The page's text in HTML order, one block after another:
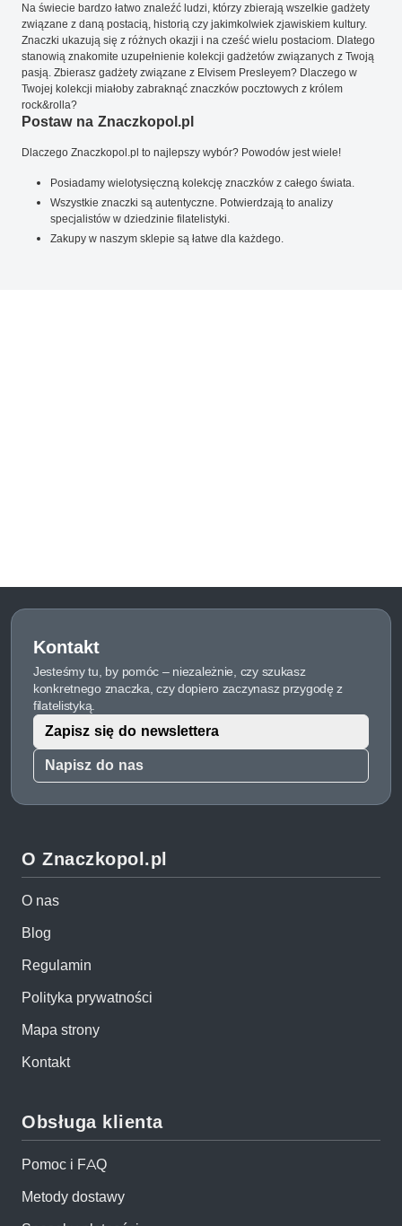
Na świecie bardzo łatwo znaleźć ludzi, którzy zbierają wszelkie gadżety
związane z daną postacią, historią czy jakimkolwiek zjawiskiem kultury.
Znaczki ukazują się z różnych okazji i na cześć wielu postaciom. Dlatego
stanowią znakomite uzupełnienie kolekcji gadżetów związanych z Twoją
pasją. Zbierasz gadżety związane z Elvisem Presleyem? Dlaczego w
Twojej kolekcji miałoby zabraknąć znaczków pocztowych z królem
rock&rolla?
Postaw na Znaczkopol.pl
Dlaczego Znaczkopol.pl to najlepszy wybór? Powodów jest wiele!
Posiadamy wielotysięczną kolekcję znaczków z całego świata.
Wszystkie znaczki są autentyczne. Potwierdzają to analizy
specjalistów w dziedzinie filatelistyki.
Zakupy w naszym sklepie są łatwe dla każdego.
Kontakt
Jesteśmy tu, by pomóc – niezależnie, czy szukasz
konkretnego znaczka, czy dopiero zaczynasz przygodę z
filatelistyką.
Napisz do nas
Zapisz się do newslettera
O Znaczkopol.pl
O nas
Blog
Regulamin
Polityka prywatności
Mapa strony
Kontakt
Obsługa klienta
Pomoc i FAQ
Metody dostawy